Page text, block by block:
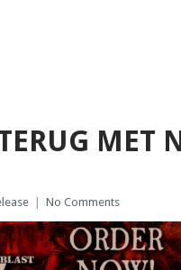
MET
No Comments